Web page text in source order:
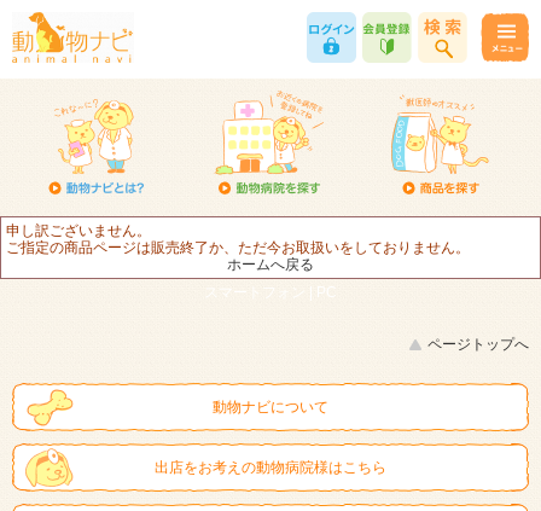
申し訳ございません。
ご指定の商品ページは販売終了か、ただ今お取扱いをしておりません。
ホームへ戻る
スマートフォン |
PC
ページトップへ
動物ナビについて
出店をお考えの動物病院様はこちら